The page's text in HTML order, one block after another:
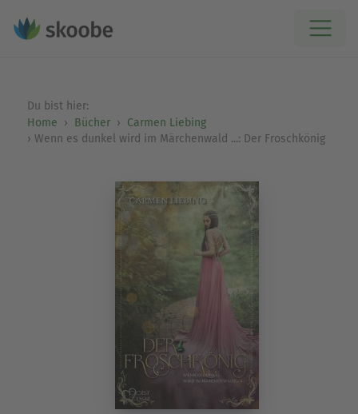
Du bist hier:
Home
Bücher
Carmen Liebing
Wenn es dunkel wird im Märchenwald ...: Der Froschkönig